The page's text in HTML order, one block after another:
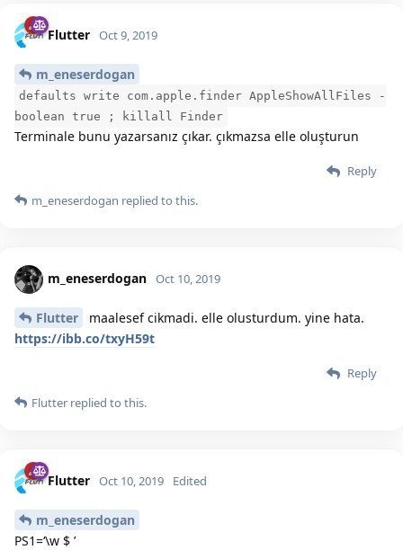
Flutter Oct 9, 2019
m_eneserdogan
defaults write com.apple.finder AppleShowAllFiles -
boolean true ; killall Finder
Terminale bunu yazarsanız çıkar. çıkmazsa elle oluşturun
Reply
m_eneserdogan replied to this.
m_eneserdogan Oct 10, 2019
Flutter
maalesef cikmadi. elle olusturdum. yine hata.
https://ibb.co/txyH59t
Reply
Flutter replied to this.
Flutter Oct 10, 2019 Edited
m_eneserdogan
PS1=‘\w $ ’